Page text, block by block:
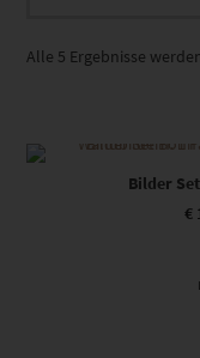
Alle 5 Ergebnisse
Bilder
€